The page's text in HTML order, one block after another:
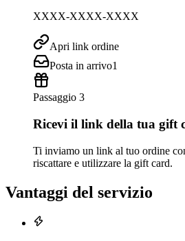
XXXX-XXXX-XXXX
Apri link ordine
Posta in arrivo1
Passaggio 3
Ricevi il link della tua gift
Ti inviamo un link al tuo ordine
riscattare e utilizzare la gift card.
Vantaggi del servizio